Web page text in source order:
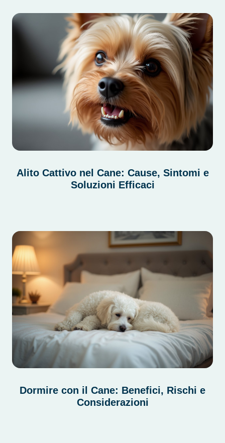
Alito Cattivo nel Cane: Cause, Sintomi e
Soluzioni Efficaci
Dormire con il Cane: Benefici, Rischi e
Considerazioni